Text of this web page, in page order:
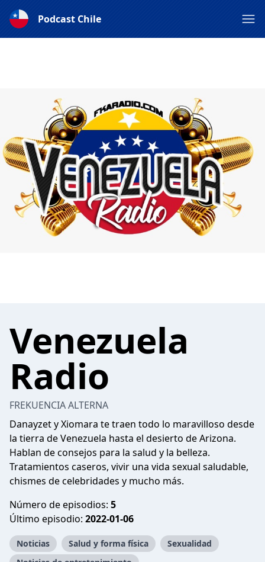
Podcast Chile
Venezuela
Radio
FREKUENCIA ALTERNA
Danayzet y Xiomara te traen todo lo maravilloso desde
la tierra de Venezuela hasta el desierto de Arizona.
Hablan de consejos para la salud y la belleza.
Tratamientos caseros, vivir una vida sexual saludable,
chismes de celebridades y mucho más.
Número de episodios: 5
Último episodio: 2022-01-06
Noticias Salud y forma física
Sexualidad